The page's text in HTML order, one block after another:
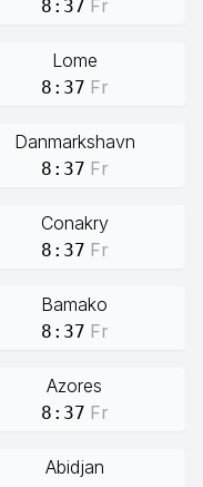
8:37 Fr
Lome
8:37 Fr
Danmarkshavn
8:37 Fr
Conakry
8:37 Fr
Bamako
8:37 Fr
Azores
8:37 Fr
Abidjan